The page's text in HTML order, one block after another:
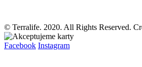
© Terralife. 2020. All Rights Reserved.
Facebook Instagram